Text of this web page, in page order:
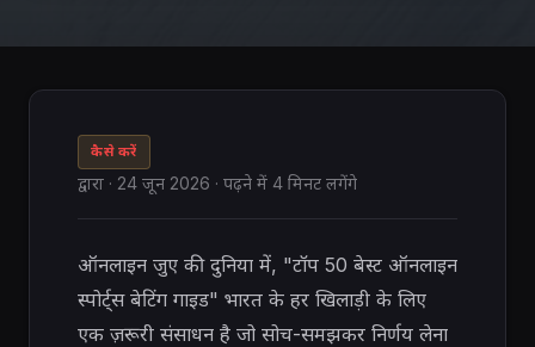
कैसे करें
द्वारा · 24 जून 2026 · पढ़ने में 4 मिनट लगेंगे
ऑनलाइन जुए की दुनिया में, "टॉप 50 बेस्ट ऑनलाइन
स्पोर्ट्स बेटिंग गाइड" भारत के हर खिलाड़ी के लिए
एक ज़रूरी संसाधन है जो सोच-समझकर निर्णय लेना